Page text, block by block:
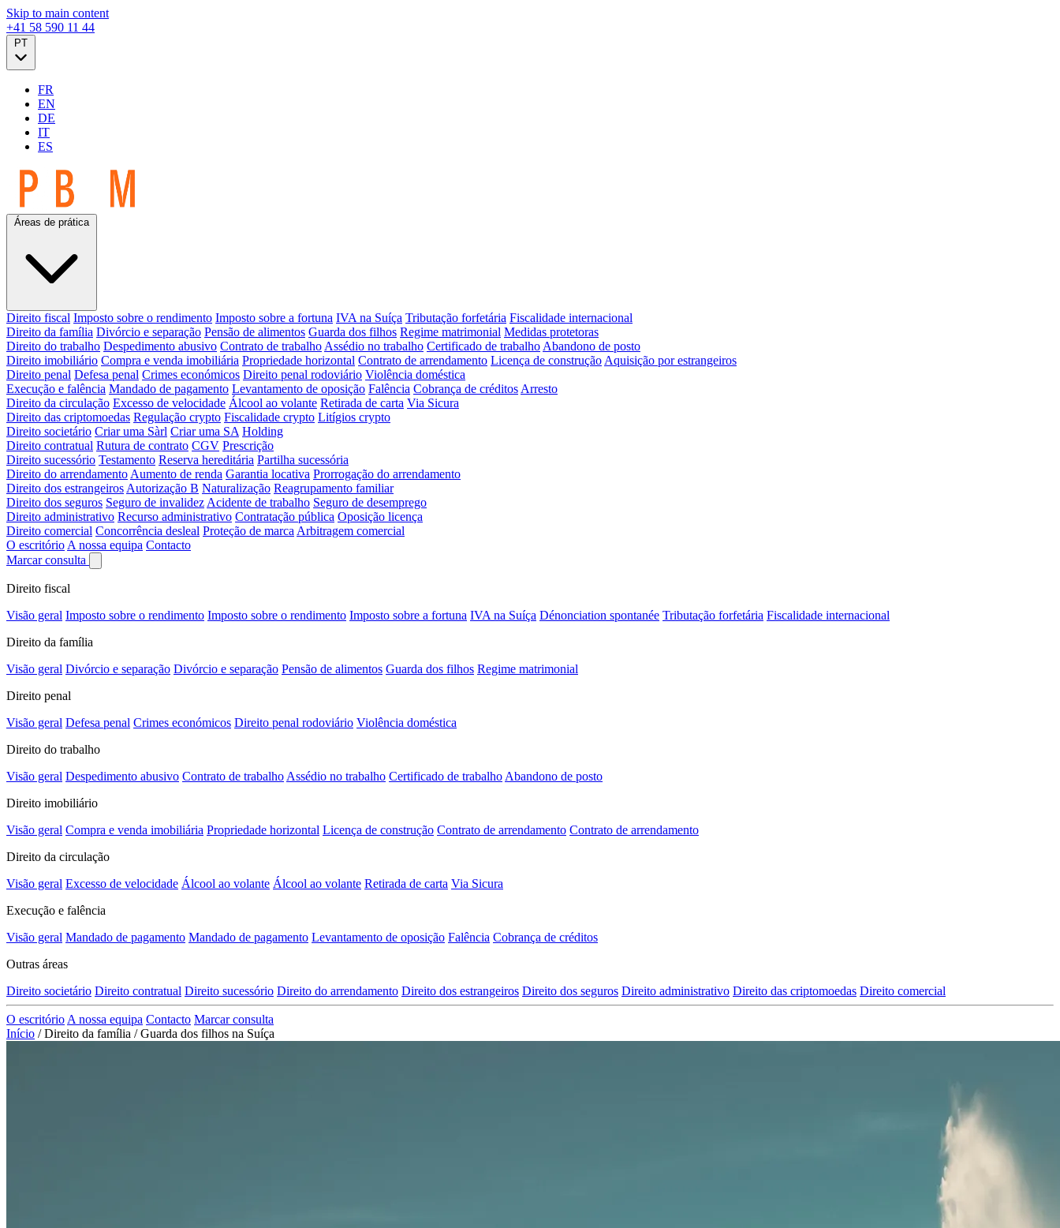
Skip to main content
+41 58 590 11 44
FR
EN
DE
IT
ES
Áreas de prática
Direito fiscal Imposto sobre o rendimento Imposto sobre a fortuna IVA na Suíça Tributação forfetária Fiscalidade internacional
Direito da família Divórcio e separação Pensão de alimentos Guarda dos filhos Regime matrimonial Medidas protetoras
Direito do trabalho Despedimento abusivo Contrato de trabalho Assédio no trabalho Certificado de trabalho Abandono de posto
Direito imobiliário Compra e venda imobiliária Propriedade horizontal Contrato de arrendamento Licença de construção Aquisição por estrangeiros
Direito penal Defesa penal Crimes económicos Direito penal rodoviário Violência doméstica
Execução e falência Mandado de pagamento Levantamento de oposição Falência Cobrança de créditos Arresto
Direito da circulação Excesso de velocidade Álcool ao volante Retirada de carta Via Sicura
Direito das criptomoedas Regulação crypto Fiscalidade crypto Litígios crypto
Direito societário Criar uma Sàrl Criar uma SA Holding
Direito contratual Rutura de contrato CGV Prescrição
Direito sucessório Testamento Reserva hereditária Partilha sucessória
Direito do arrendamento Aumento de renda Garantia locativa Prorrogação do arrendamento
Direito dos estrangeiros Autorização B Naturalização Reagrupamento familiar
Direito dos seguros Seguro de invalidez Acidente de trabalho Seguro de desemprego
Direito administrativo Recurso administrativo Contratação pública Oposição licença
Direito comercial Concorrência desleal Proteção de marca Arbitragem comercial
O escritório A nossa equipa Contacto
Marcar consulta
Direito fiscal
Visão geral Imposto sobre o rendimento Imposto sobre o rendimento Imposto sobre a fortuna IVA na Suíça Dénonciation spontanée Tributação forfetária Fiscalidade internacional
Direito da família
Visão geral Divórcio e separação Divórcio e separação Pensão de alimentos Guarda dos filhos Regime matrimonial
Direito penal
Visão geral Defesa penal Crimes económicos Direito penal rodoviário Violência doméstica
Direito do trabalho
Visão geral Despedimento abusivo Contrato de trabalho Assédio no trabalho Certificado de trabalho Abandono de posto
Direito imobiliário
Visão geral Compra e venda imobiliária Propriedade horizontal Licença de construção Contrato de arrendamento Contrato de arrendamento
Direito da circulação
Visão geral Excesso de velocidade Álcool ao volante Álcool ao volante Retirada de carta Via Sicura
Execução e falência
Visão geral Mandado de pagamento Mandado de pagamento Levantamento de oposição Falência Cobrança de créditos
Outras áreas
Direito societário Direito contratual Direito sucessório Direito do arrendamento Direito dos estrangeiros Direito dos seguros Direito administrativo Direito das criptomoedas Direito comercial
O escritório A nossa equipa Contacto Marcar consulta
Início / Direito da família / Guarda dos filhos na Suíça